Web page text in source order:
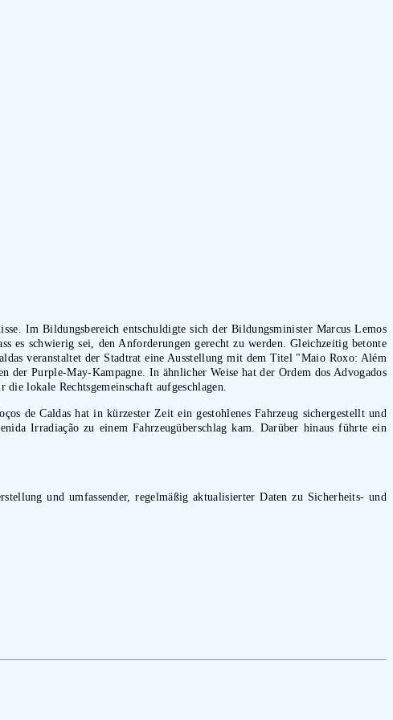
Im Bildungsbereich entschuldigte sich der Bildungsminister Marcus Lemos
es schwierig sei, den Anforderungen gerecht zu werden. Gleichzeitig betonte
veranstaltet der Stadtrat eine Ausstellung mit dem Titel "Maio Roxo: Além
Purple-May-Kampagne. In ähnlicher Weise hat der Ordem dos Advogados
lokale Rechtsgemeinschaft aufgeschlagen.
de Caldas hat in kürzester Zeit ein gestohlenes Fahrzeug sichergestellt und
Irradiação zu einem Fahrzeugüberschlag kam. Darüber hinaus führte ein
und umfassender, regelmäßig aktualisierter Daten zu Sicherheits- und